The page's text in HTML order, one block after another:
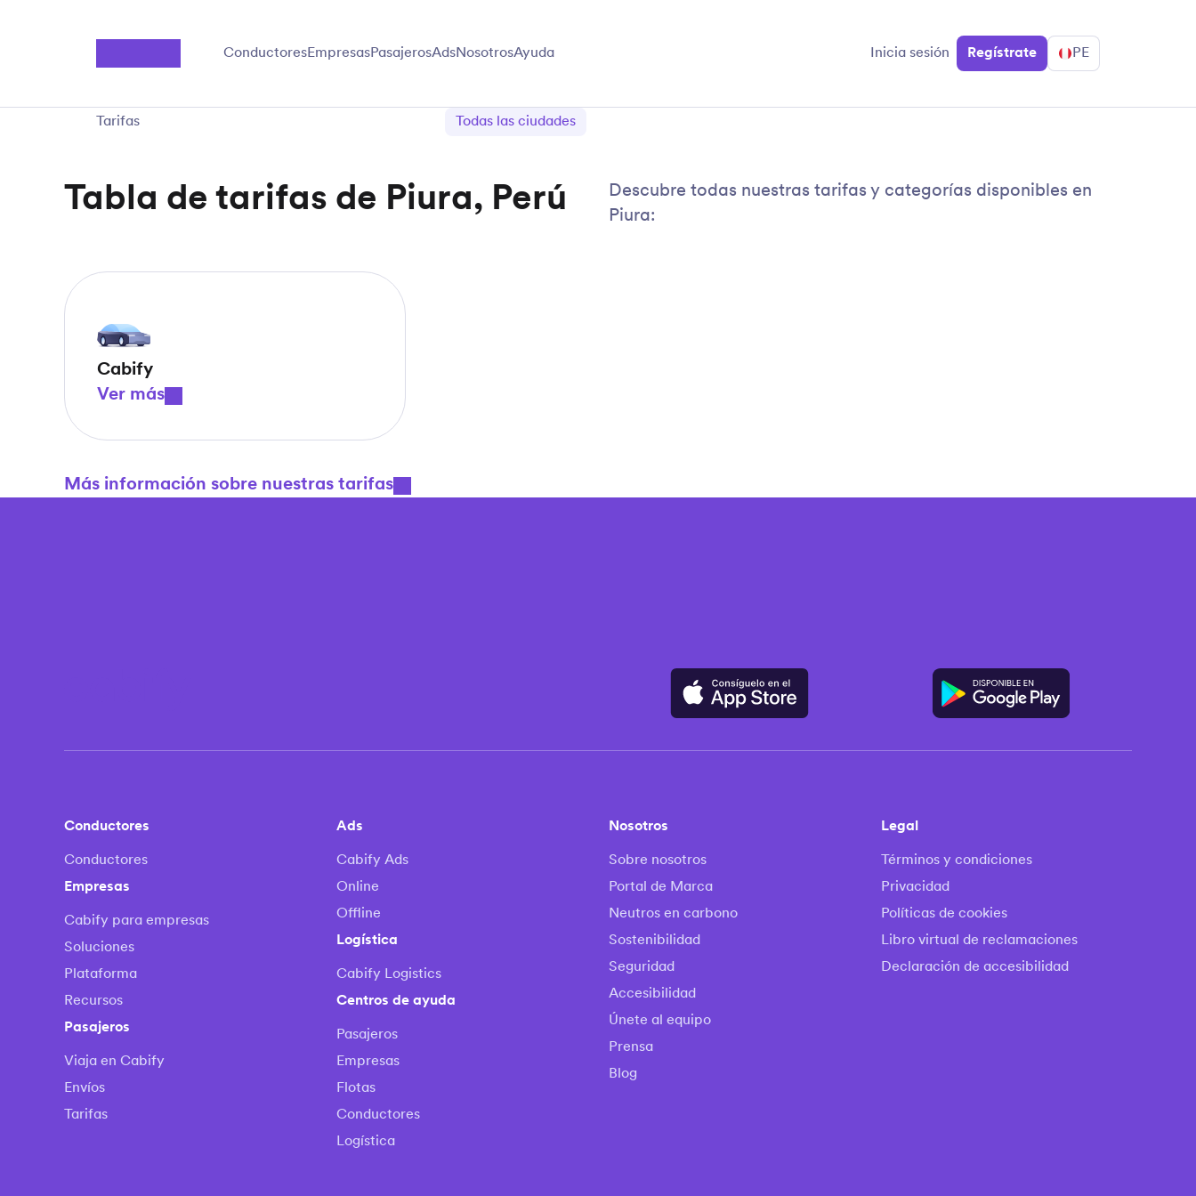
ConductoresEmpresasPasajerosAdsNosotrosAyuda Inicia sesión Regístrate PE
Tarifas Todas las ciudades
Tabla de tarifas de Piura, Perú
Descubre todas nuestras tarifas y categorías disponibles en
Piura:
Cabify
Ver más
Más información sobre nuestras tarifas
Conductores
Conductores
Empresas
Cabify para empresas
Soluciones
Plataforma
Recursos
Pasajeros
Viaja en Cabify
Envíos
Tarifas
Ads
Cabify Ads
Online
Offline
Logística
Cabify Logistics
Centros de ayuda
Pasajeros
Empresas
Flotas
Conductores
Logística
Nosotros
Sobre nosotros
Portal de Marca
Neutros en carbono
Sostenibilidad
Seguridad
Accesibilidad
Únete al equipo
Prensa
Blog
Legal
Términos y condiciones
Privacidad
Políticas de cookies
Libro virtual de reclamaciones
Declaración de accesibilidad